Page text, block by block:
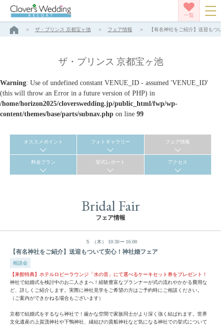
一覧
ザ・プリンス 京都宝ヶ池 フェア情報 【有名神社をご紹介】送迎も
ザ・プリンス 京都宝ヶ池
Warning: Use of undefined constant VENUE_ID - assumed 'VENUE_ID'
(this will throw an Error in a future version of PHP) in
/home/horizon2025/cloverswedding.jp/public_html/fwp/wp-
content/themes/base/parts/subnav.php on line 99
オススメポイント フォトギャラリー フェア情報
料金プラン 挙式レポート アクセス
Bridal Fair
フェア情報
５ （木） 10:30 16:00
【有名神社をご紹介】送迎もついて安心！神社婚フェア
相談会
【来館特典】ホテルロビーラウンジ「水の音」にて選べるケーキセット券をプレゼント！
神社で結婚式を検討中のお二人さまへ！経験豊富なプランナーが式の流れやかかる費用な
ど、詳しくご紹介します。実際に神社見学をご希望の方はご予約時にご相談ください。
（ご案内ができかねる場合もございます）
京都で結婚式をするなら神社で！厳かな空間で家族同士がより深く強く結ばれます。世界
文化遺産の上賀茂神社や下鴨神社、縁結びの貴船神社など気になる神社での挙式について